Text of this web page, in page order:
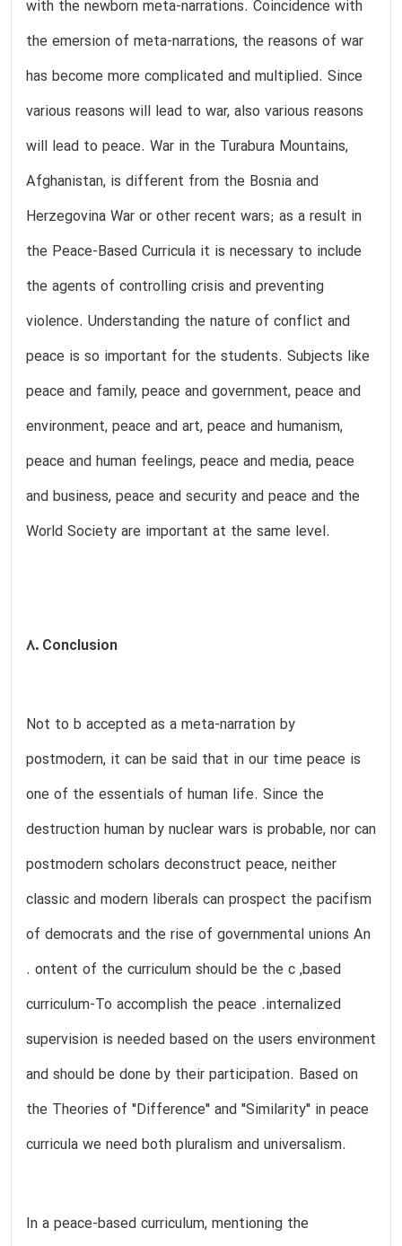
with the newborn meta-narrations. Coincidence with
the emersion of meta-narrations, the reasons of war
has become more complicated and multiplied. Since
various reasons will lead to war, also various reasons
will lead to peace. War in the Turabura Mountains,
Afghanistan, is different from the Bosnia and
Herzegovina War or other recent wars; as a result in
the Peace-Based Curricula it is necessary to include
the agents of controlling crisis and preventing
violence. Understanding the nature of conflict and
peace is so important for the students. Subjects like
peace and family, peace and government, peace and
environment, peace and art, peace and humanism,
peace and human feelings, peace and media, peace
and business, peace and security and peace and the
World Society are important at the same level.
8. Conclusion
Not to b accepted as a meta-narration by
postmodern, it can be said that in our time peace is
one of the essentials of human life. Since the
destruction human by nuclear wars is probable, nor can
postmodern scholars deconstruct peace, neither
classic and modern liberals can prospect the pacifism
of democrats and the rise of governmental unions An
. ontent of the curriculum should be the c ,based
curriculum-To accomplish the peace .internalized
supervision is needed based on the users environment
and should be done by their participation. Based on
the Theories of "Difference" and "Similarity" in peace
curricula we need both pluralism and universalism.
In a peace-based curriculum, mentioning the